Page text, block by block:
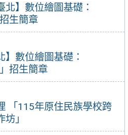
北】數位繪圖基礎：
生簡章
】數位繪圖基礎：
招生簡章
「115年原住民族學校跨
」